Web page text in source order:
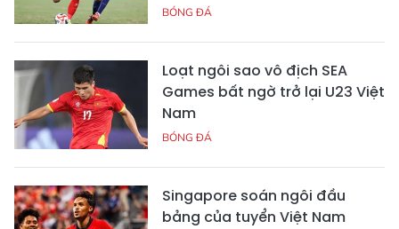
BÓNG ĐÁ
Loạt ngôi sao vô địch SEA
Games bất ngờ trở lại U23 Việt
Nam
BÓNG ĐÁ
Singapore soán ngôi đầu
bảng của tuyển Việt Nam